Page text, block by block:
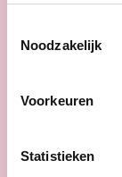
Noodzakelijk
Voorkeuren
Statistieken
lees